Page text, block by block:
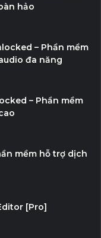
hảo
– Phần mềm
đa năng
– Phần mềm
mềm hỗ trợ dịch
[Pro]